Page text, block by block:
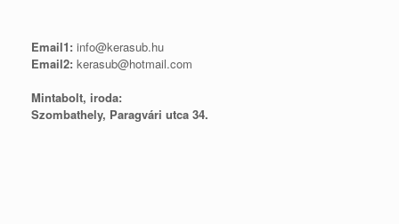
Email1: info@kerasub.hu
Email2: kerasub@hotmail.com
Mintabolt, iroda:
Szombathely, Paragvári utca 34.